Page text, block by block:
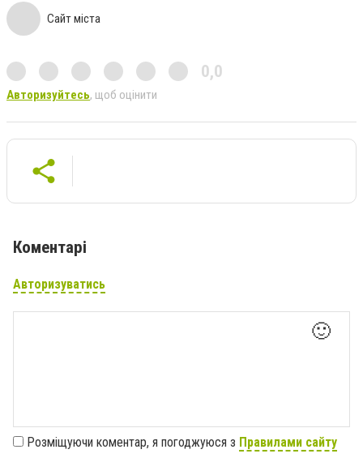
Сайт міста
0,0
Авторизуйтесь, щоб оцінити
Коментарі
Авторизуватись
🙂
Розміщуючи коментар, я погоджуюся з Правилами сайту